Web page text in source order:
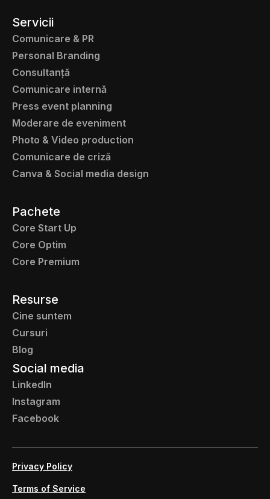
Servicii
Comunicare & PR
Personal Branding
Consultanță
Comunicare internă
Press event planning
Moderare de eveniment
Photo & Video production
Comunicare de criză
Canva & Social media design
Pachete
Core Start Up
Core Optim
Core Premium
Resurse
Cine suntem
Cursuri
Blog
Social media
LinkedIn
Instagram
Facebook
Privacy Policy
Terms of Service